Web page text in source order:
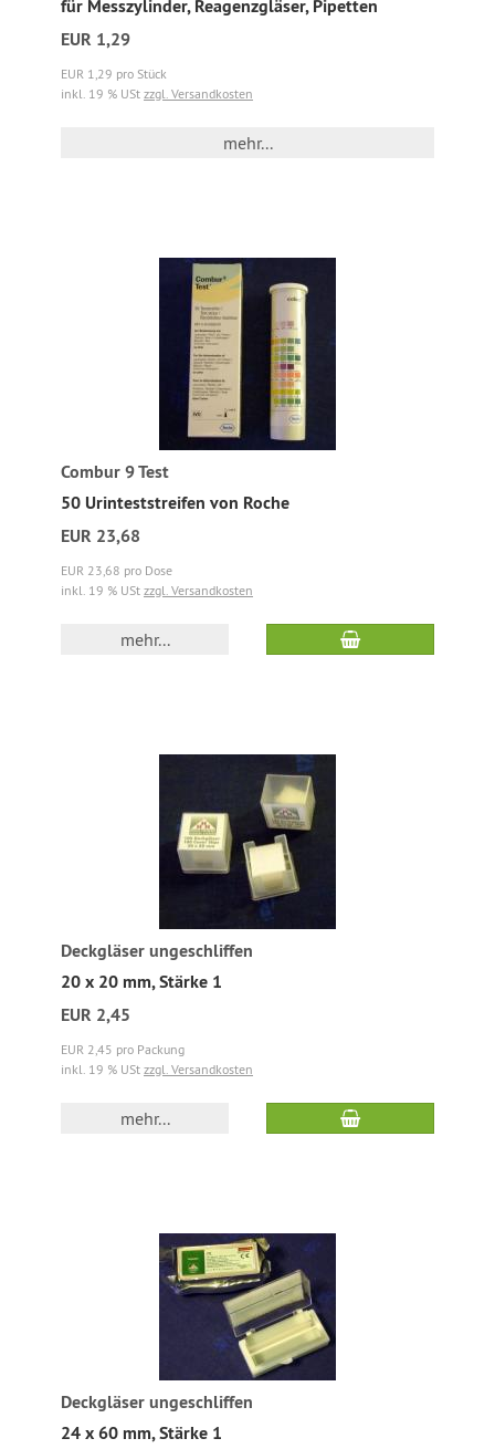
für Messzylinder, Reagenzgläser, Pipetten
EUR 1,29
EUR 1,29 pro Stück
inkl. 19 % USt zzgl. Versandkosten
mehr...
Combur 9 Test
50 Urinteststreifen von Roche
EUR 23,68
EUR 23,68 pro Dose
inkl. 19 % USt zzgl. Versandkosten
mehr...
Deckgläser ungeschliffen
20 x 20 mm, Stärke 1
EUR 2,45
EUR 2,45 pro Packung
inkl. 19 % USt zzgl. Versandkosten
mehr...
Deckgläser ungeschliffen
24 x 60 mm, Stärke 1